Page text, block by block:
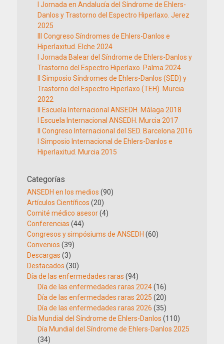
I Jornada en Andalucía del Síndrome de Ehlers-
Danlos y Trastorno del Espectro Hiperlaxo. Jerez
2025
III Congreso Síndromes de Ehlers-Danlos e
Hiperlaxitud. Elche 2024
I Jornada Balear del Síndrome de Ehlers-Danlos y
Trastorno del Espectro Hiperlaxo. Palma 2024
II Simposio Síndromes de Ehlers-Danlos (SED) y
Trastorno del Espectro Hiperlaxo (TEH). Murcia
2022
II Escuela Internacional ANSEDH. Málaga 2018
I Escuela Internacional ANSEDH. Murcia 2017
II Congreso Internacional del SED. Barcelona 2016
I Simposio Internacional de Ehlers-Danlos e
Hiperlaxitud. Murcia 2015
Categorías
ANSEDH en los medios (90)
Artículos Científicos (20)
Comité médico asesor(4)
Conferencias (44)
Congresos y simpósiums de ANSEDH (60)
Convenios (39)
Descargas (3)
Destacados (30)
Día de las enfermedades raras (94)
Día de las enfermedades raras 2024(16)
Día de las enfermedades raras 2025 (20)
Día de las enfermedades raras 2026 (35)
Día Mundial del Síndrome de Ehlers-Danlos (110)
Día Mundial del Síndrome de Ehlers-Danlos 2025
(34)